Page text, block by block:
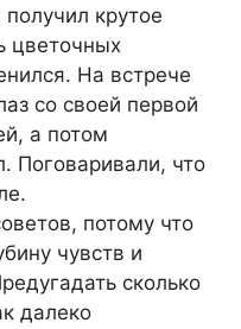
крутое
цветочных
На встрече
со своей первой
а потом
Поговаривали, что
потому что
чувств и
сколько
далеко